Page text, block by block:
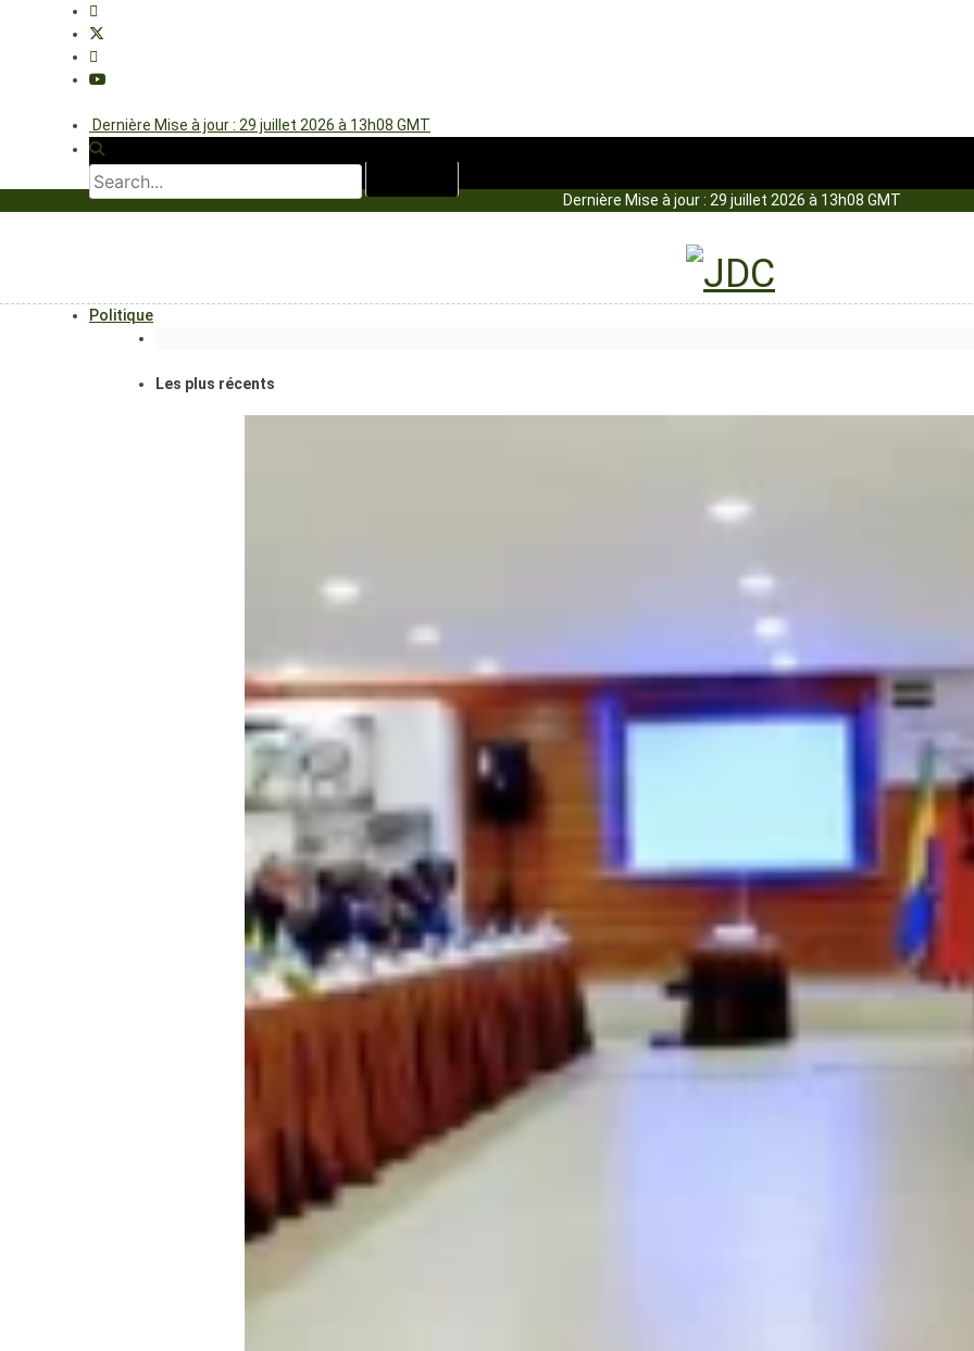
Dernière Mise à jour : 29 juillet 2026 à 13h08 GMT
Dernière Mise à jour : 29 juillet 2026 à 13h08 GMT
Politique
Les plus récents